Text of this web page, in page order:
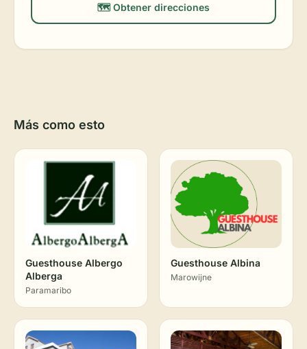
🗺️ Obtener direcciones
Más como esto
Guesthouse Albergo
Alberga
Paramaribo
Guesthouse Albina
Marowijne